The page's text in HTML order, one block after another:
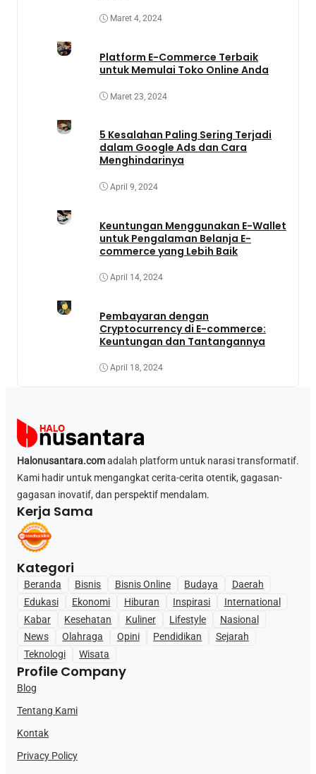
Maret 4, 2024
Platform E-Commerce Terbaik
untuk Memulai Toko Online Anda
Maret 23, 2024
5 Kesalahan Paling Sering Terjadi
dalam Google Ads dan Cara
Menghindarinya
April 9, 2024
Keuntungan Menggunakan E-Wallet
untuk Pengalaman Belanja E-
commerce yang Lebih Baik
April 14, 2024
Pembayaran dengan
Cryptocurrency di E-commerce:
Keuntungan dan Tantangannya
April 18, 2024
Halonusantara.comadalah platform untuk narasi transformatif.
Kami hadir untuk mengangkat cerita-cerita otentik, gagasan-
gagasan inovatif, dan perspektif mendalam.
Kerja Sama
Kategori
Beranda Bisnis Bisnis Online Budaya
Daerah
Edukasi
Ekonomi Hiburan Inspirasi
International
Kabar
Kesehatan Kuliner Lifestyle
Nasional
News
Olahraga Opini Pendidikan
Sejarah
Teknologi
Wisata
Profile Company
Blog
Tentang Kami
Kontak
Privacy Policy